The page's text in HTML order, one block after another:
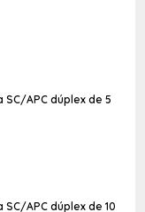
APC dúplex de 5
APC dúplex de 10